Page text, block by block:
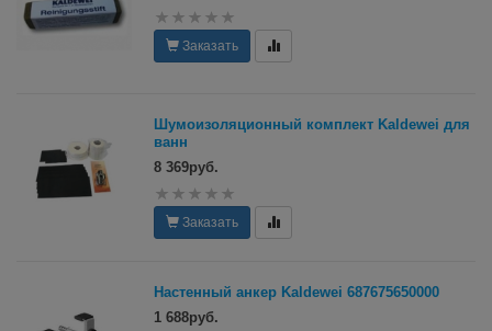
Заказать
Шумоизоляционный комплект Kaldewei для
ванн
8 369руб.
Заказать
Настенный анкер Kaldewei 687675650000
1 688руб.